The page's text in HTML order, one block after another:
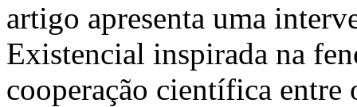
artigo apresenta uma
Existencial inspirada na
cooperação científica entre